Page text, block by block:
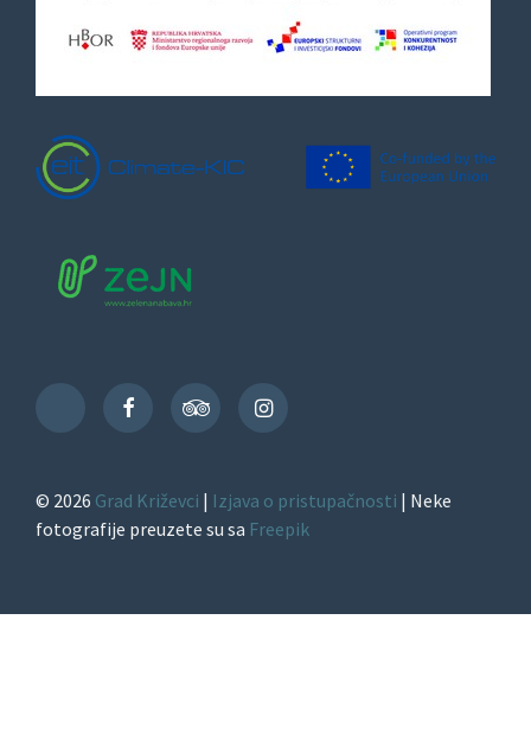
TikTok
FacebookTripAdvisorInstagram
© 2026 Grad Križevci | Izjava o pristupačnosti | Neke
fotografije preuzete su sa Freepik